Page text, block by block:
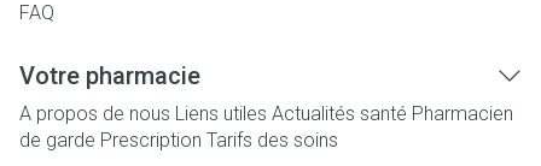
FAQ
Votre pharmacie
A propos de nous Liens utiles Actualités santé Pharmacien
de garde Prescription Tarifs des soins